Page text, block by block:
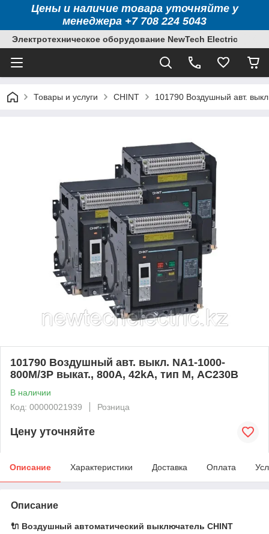
Цены и наличие товара уточняйте у
менеджера +7 708 224 5043
Электротехническое оборудование NewTech Electric
Товары и услуги CHINT 101790 Воздушный авт.
101790 Воздушный авт. выкл. NA1-1000-
800M/3P выкат., 800A, 42kA, тип М, AC230В
В наличии
Код: 00000021939
Розница
Цену уточняйте
Описание Характеристики Доставка Оплата
Описание
🔌 Воздушный автоматический выключатель CHINT